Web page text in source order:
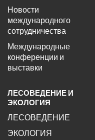
Новости
международного
сотрудничества
Международные
конференции и
выставки
ЛЕСОВЕДЕНИЕ И
ЭКОЛОГИЯ
ЛЕСОВЕДЕНИЕ
ЭКОЛОГИЯ